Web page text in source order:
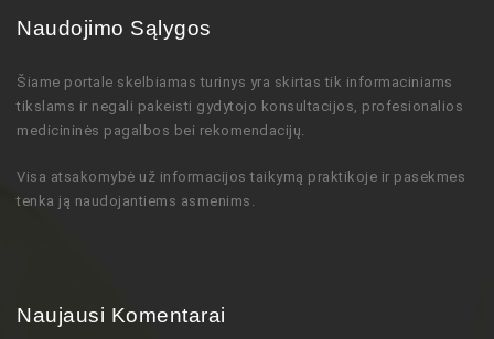
Naudojimo Sąlygos
Šiame portale skelbiamas turinys yra skirtas tik informaciniams
tikslams ir negali pakeisti gydytojo konsultacijos, profesionalios
medicininės pagalbos bei rekomendacijų
Visa atsakomybė už informacijos taikymą praktikoje ir pasekmes
tenka ją naudojantiems asmenims.
Naujausi Komentarai